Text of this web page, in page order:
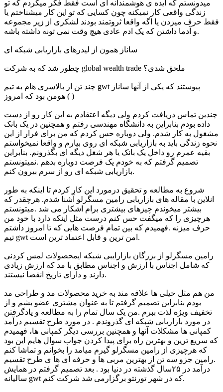
میدونستم که ایده ی هوشمندانه ای است فقط فکر میکردم که تو
زندگی واقعی کار نمیکنه چون کسایی که تو این کار میشناختم یا
فقط حرف میزدن یا اگه واقعا ثروتمند بودند لشکری از زیر مجموعه
و آدما داشتن که یک ادم عادی هیچ وقت نمی تونه داشته باشه.
ساناز همون از لیدرهای بازاریابی شبکه ای
چطور شد که به شرکت global wealth trade ملحق شدی؟
چند تن از بالاسری هام به تیم gwt پیوستند که یکی از آنها ساناز
هومن بود که امروز ( )
چندین تماس دریافت کردم ولی دیگه اعتقادم به این کار رو از دست
داده بودم بنابراین به دانشگاه مهندسی رفتم و همچنین در یک بانک
مشغول به کار شدم. ولی دوباره حس کردم که من برای فرار از این
نحوه زندگی باید به بازاریابی شبکه ای روی بیارم و واقعا نمیخواستم
بقیه عمرم رو داخل یک بانک یا هر شغل دیگه ای بگذرونم. بنابراین
تصمیم گرفتم که به خودم یک فرصت دوباره بدهم .نمیتونستم
بازاریابی شبکه ای رو از سرم بیرون کنم.
شروع به مطالعه و تحقیق درمورد این کار کردم تا اینکه به طور
انلاین با مقاله های بازاریابی رامین مسگرلو آشنا شدم. هرچقدر که
بیشتر میخوندم چیزهای بیشتری برام اشکار می شد .میتونستم
هرچیزی را که میگفت حس کنم درست مثل اینکه دارد با خود من
حرف میزنه .فهمیدم که بین تمام فرصت هایی که تا امروز داشتم
تیم gwt امن ترین و قابل اعتماد ترین است.
رامین مسگرلو از بزرگان بازارایبی شبکه ایمحصولات لمس کردنی
که شامل اجناس با ارزش و اجناس مطابق با مد که ارزش زیادی
دارند و دارای تاریخ انقضا نیستند.
من هم مثل خیلی ها علاقه مند به خرید محصولات مد و طراحی مد
بودم بنابراین تصمیم گرفتم تا به عنوان مشتری عضو بشم و از
تخفیف ویژه لذت ببرم .من یک سال تمام را به مطالعه و یادگرفتن
در مورد بازاریابی شبکه ای گذروندم . در مورد طرح تقسیم درآمد
کمپانی ها مشکلات آنها و همچنین بررسی دیگر کمپانی ها، فهمیدم
که سریع ترین و بهترین راه برای پیدا کردن جواب سوال هایم این بود
که هرچیزی از رامین مسگرلو گیرم میامد را بخوانم و تماشا کنم
.رامین جزو سه تن از بهترین مربی ها و حرفه ای ها ی طرح تقسیم
درآمد در ۲۵سال گذشته در دنیا بود . بعد تصمیم گرفتم در همایش
سالیانه gwt که در شهر تورنتو برگزارمی شد شرکت کنم.